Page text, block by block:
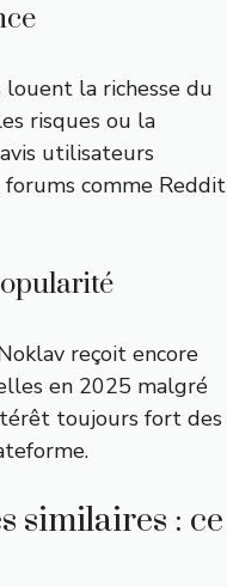
louent la richesse du
risques ou la
utilisateurs
comme Reddit
reçoit encore
en 2025 malgré
toujours fort des
similaires : ce